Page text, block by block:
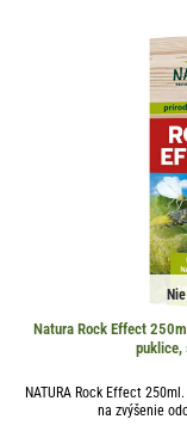
Natura Rock Effect
puklice,
NATURA Rock Effect
na zvýšenie